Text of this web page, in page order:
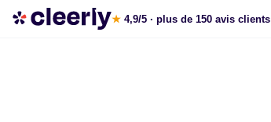
Souscrire aux meilleures SCPI en ligne
★ 4,9/5 · plus de 150 avis clients